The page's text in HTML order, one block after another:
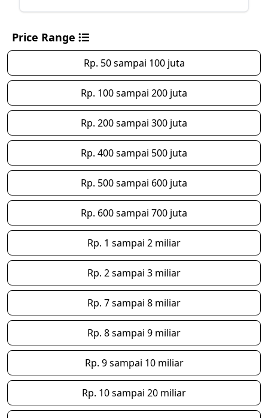
Price Range
Rp. 50 sampai 100 juta
Rp. 100 sampai 200 juta
Rp. 200 sampai 300 juta
Rp. 400 sampai 500 juta
Rp. 500 sampai 600 juta
Rp. 600 sampai 700 juta
Rp. 1 sampai 2 miliar
Rp. 2 sampai 3 miliar
Rp. 7 sampai 8 miliar
Rp. 8 sampai 9 miliar
Rp. 9 sampai 10 miliar
Rp. 10 sampai 20 miliar